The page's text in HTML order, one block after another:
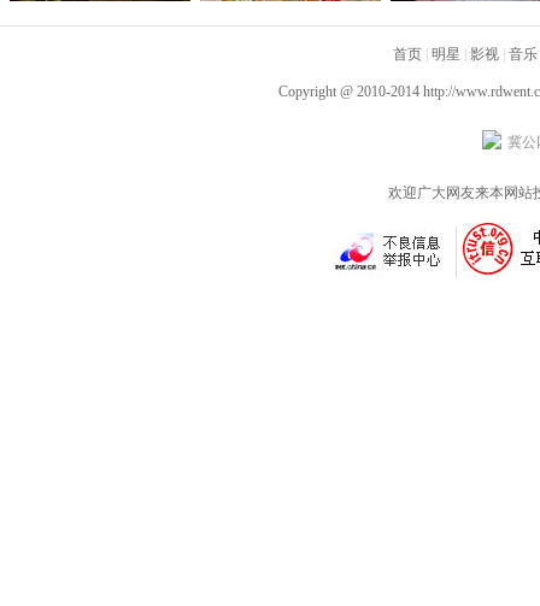
霸气放话鼓励女性
首页 明星 影视 音乐
Copyright @ 2010-2014 http://
冀公
欢迎广大网友来本网站